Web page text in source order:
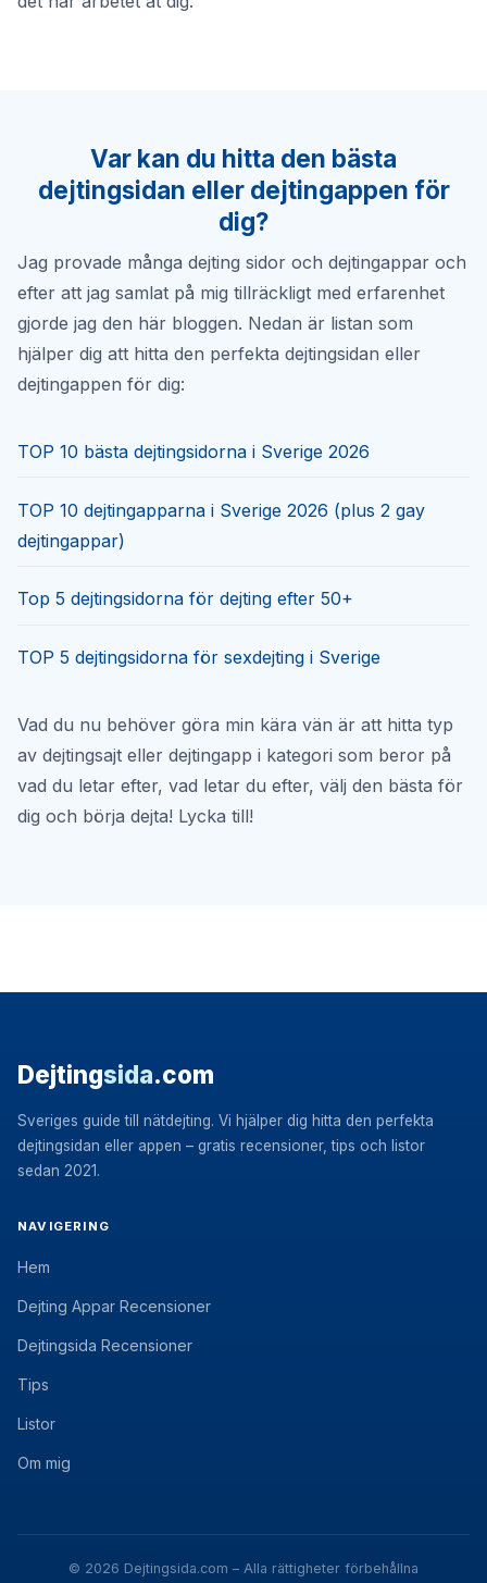
Var kan du hitta den bästa
dejtingsidan eller dejtingappen för
dig?
Jag provade många dejting sidor och dejtingappar och
efter att jag samlat på mig tillräckligt med erfarenhet
gjorde jag den här bloggen. Nedan är listan som
hjälper dig att hitta den perfekta dejtingsidan eller
dejtingappen för dig:
TOP 10 bästa dejtingsidorna i Sverige 2026
TOP 10 dejtingapparna i Sverige 2026 (plus 2 gay
dejtingappar)
Top 5 dejtingsidorna för dejting efter 50+
TOP 5 dejtingsidorna för sexdejting i Sverige
Vad du nu behöver göra min kära vän är att hitta typ
av dejtingsajt eller dejtingapp i kategori som beror på
vad du letar efter, vad letar du efter, välj den bästa för
dig och börja dejta! Lycka till!
Dejtingsida.com
Sveriges guide till nätdejting. Vi hjälper dig hitta den perfekta
dejtingsidan eller appen – gratis recensioner, tips och listor
sedan 2021.
NAVIGERING
Hem
Dejting Appar Recensioner
Dejtingsida Recensioner
Tips
Listor
Om mig
© 2026 Dejtingsida.com – Alla rättigheter förbehållna